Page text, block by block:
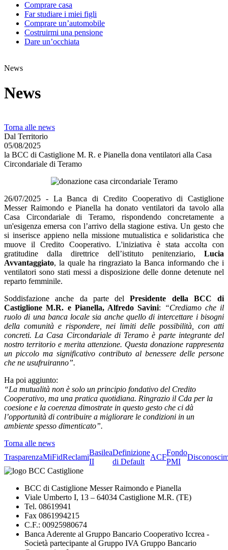
Comprare casa
Far studiare i miei figli
Comprare un’automobile
Costruirmi una pensione
Dare un’occhiata
News
News
Torna alle news
Dal Territorio
05/08/2025
la BCC di Castiglione M. R. e Pianella dona ventilatori alla Casa
Circondariale di Teramo
26/07/2025 - La Banca di Credito Cooperativo di Castiglione
Messer Raimondo e Pianella ha donato ventilatori da tavolo alla
Casa Circondariale di Teramo, rispondendo concretamente a
un'esigenza emersa con l’arrivo della stagione estiva. Un gesto che
si inserisce appieno nella missione mutualistica e solidaristica che
muove il Credito Cooperativo. L'iniziativa è stata accolta con
gratitudine dalla direttrice dell’istituto penitenziario, Lucia
Avvantaggiato, la quale ha ringraziato la Banca informando che i
ventilatori sono stati messi a disposizione delle donne detenute nel
reparto femminile.
Soddisfazione anche da parte delPresidente della BCC di
Castiglione M.R. e Pianella, Alfredo Savini: “Crediamo che il
ruolo di una banca locale sia anche quello di intercettare i bisogni
della comunità e rispondere, nei limiti delle possibilità, con atti
concreti. La Casa Circondariale di Teramo è parte integrante del
nostro territorio e merita attenzione. Questa donazione rappresenta
un piccolo ma significativo contributo al benessere delle persone
che ne usufruiranno”.
Ha poi aggiunto:
“La mutualità non è solo un principio fondativo del Credito
Cooperativo, ma una pratica quotidiana. Ringrazio il Cda per la
coesione e la coerenza dimostrate in questo gesto che ci dà
l’opportunità di contribuire a migliorare le condizioni in un
ambiente spesso dimenticato”.
Torna alle news
TrasparenzaMiFidReclami
Basilea
II
Definizione
di Default
ACF
Fondo
PMI
BCC di Castiglione Messer Raimondo e Pianella
Viale Umberto I, 13 – 64034 Castiglione M.R. (TE)
Tel. 08619941
Fax 0861994215
C.F.: 00925980674
Banca Aderente al Gruppo Bancario Cooperativo Iccrea -
Società partecipante al Gruppo IVA Gruppo Bancario